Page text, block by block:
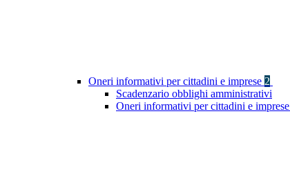
Oneri informativi per cittadini e imprese 2
Scadenzario obblighi amministrativi
Oneri informativi per cittadini e imprese